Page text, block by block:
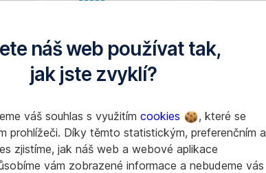
náš web používat tak,
jak jste zvyklí?
váš souhlas s využitím cookies
, které se
prohlížeči. Díky těmto statistickým, preferenčním a
zjistíme, jak náš web a webové aplikace
vám zobrazené informace a nebudeme vás